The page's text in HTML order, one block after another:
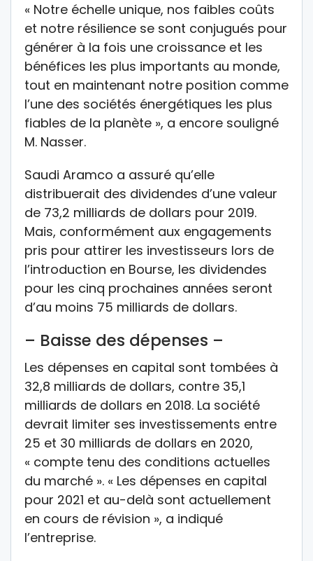
« Notre échelle unique, nos faibles coûts
et notre résilience se sont conjugués pour
générer à la fois une croissance et les
bénéfices les plus importants au monde,
tout en maintenant notre position comme
l’une des sociétés énergétiques les plus
fiables de la planète », a encore souligné
M. Nasser.
Saudi Aramco a assuré qu’elle
distribuerait des dividendes d’une valeur
de 73,2 milliards de dollars pour 2019.
Mais, conformément aux engagements
pris pour attirer les investisseurs lors de
l’introduction en Bourse, les dividendes
pour les cinq prochaines années seront
d’au moins 75 milliards de dollars.
– Baisse des dépenses –
Les dépenses en capital sont tombées à
32,8 milliards de dollars, contre 35,1
milliards de dollars en 2018. La société
devrait limiter ses investissements entre
25 et 30 milliards de dollars en 2020,
« compte tenu des conditions actuelles
du marché ». « Les dépenses en capital
pour 2021 et au-delà sont actuellement
en cours de révision », a indiqué
l’entreprise.